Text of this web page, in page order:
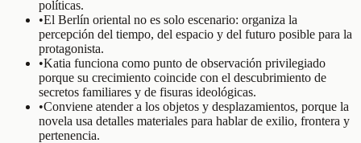
políticas.
•El Berlín oriental no es solo escenario: organiza la
percepción del tiempo, del espacio y del futuro posible para la
protagonista.
•Katia funciona como punto de observación privilegiado
porque su crecimiento coincide con el descubrimiento de
secretos familiares y de fisuras ideológicas.
•Conviene atender a los objetos y desplazamientos, porque la
novela usa detalles materiales para hablar de exilio, frontera y
pertenencia.